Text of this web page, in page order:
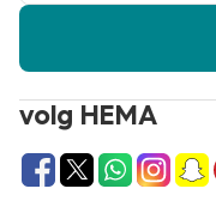
volg HEMA